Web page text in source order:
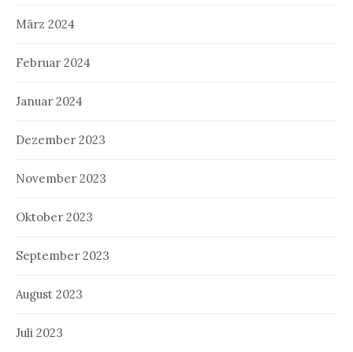
März 2024
Februar 2024
Januar 2024
Dezember 2023
November 2023
Oktober 2023
September 2023
August 2023
Juli 2023